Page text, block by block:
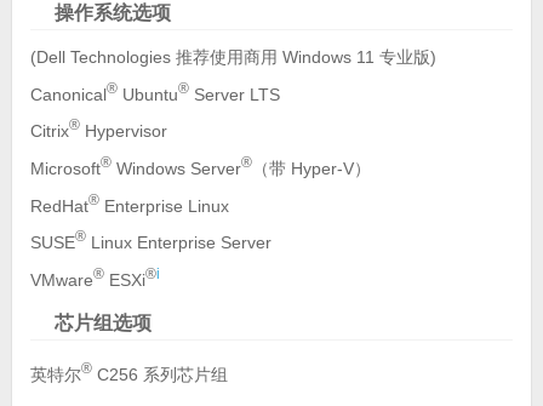
操作系统选项
(Dell Technologies 推荐使用商用 Windows 11 专业版)
Canonical®Ubuntu®Server LTS
Citrix®Hypervisor
Microsoft®Windows Server®（带 Hyper-V）
RedHat®Enterprise Linux
SUSE®Linux Enterprise Server
VMware®ESXi®i
芯片组选项
英特尔®C256 系列芯片组